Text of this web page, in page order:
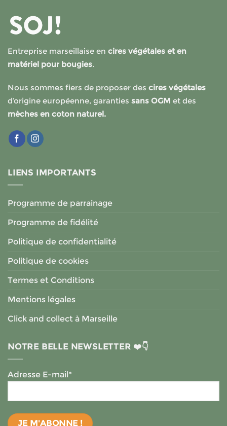
Entreprise marseillaise en cires végétales et en
matériel pour bougies.
Nous sommes fiers de proposer des cires végétales
d’origine européenne, garanties sans OGM et des
mèches en coton naturel.
LIENS IMPORTANTS
Programme de parrainage
Programme de fidélité
Politique de confidentialité
Politique de cookies
Termes et Conditions
Mentions légales
Click and collect à Marseille
NOTRE BELLE NEWSLETTER ❤️👇
Adresse E-mail*